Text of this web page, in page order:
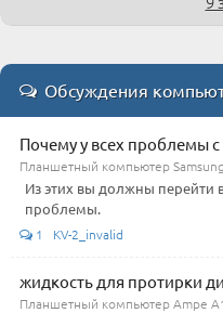
Обсуждения
Почему у всех проблемы
Планшетный компьютер
Из этих вы должны перейти
проблемы.
1 KV-2_invalid
жидкость для протирки
Планшетный компьютер Ampe